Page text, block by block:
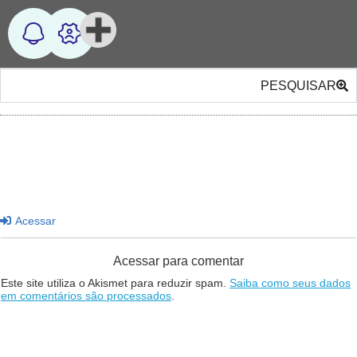
PESQUISAR
Acessar
Acessar para comentar
Este site utiliza o Akismet para reduzir spam. Saiba como seus dados
em comentários são processados